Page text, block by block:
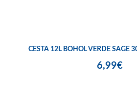
CESTA 12L BOHOL VERDE SAGE
6,99€